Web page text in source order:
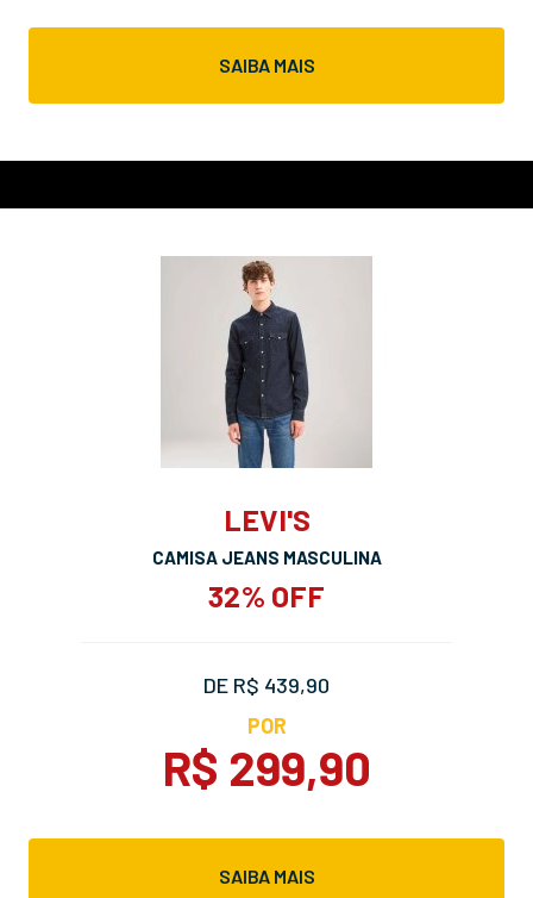
SAIBA MAIS
LEVI'S
CAMISA JEANS MASCULINA
32% OFF
DE R$ 439,90
POR
R$ 299,90
SAIBA MAIS